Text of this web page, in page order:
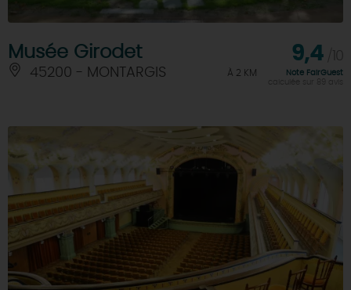
Musée Girodet
45200 - MONTARGIS À 2 KM
9,4
Note FairGuest
calculée sur 89 avis